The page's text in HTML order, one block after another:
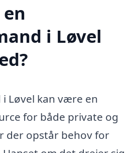
i Løvel
Løvel kan være en
for både private og
der opstår behov for